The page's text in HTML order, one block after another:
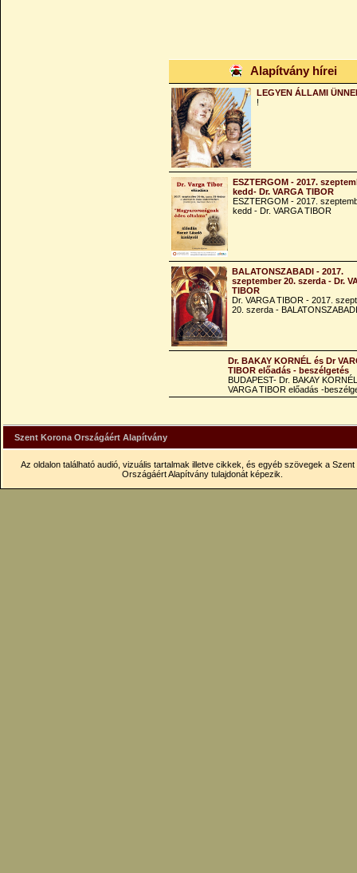
Alapítvány hírei
LEGYEN ÁLLAMI
!
ESZTERGOM - 2017.
kedd- Dr. VARGA TIBOR
ESZTERGOM - 2017.
kedd - Dr. VARGA TIBOR
BALATONSZABADI - 2017.
szeptember 20. szerda - Dr.
TIBOR
Dr. VARGA TIBOR - 2017.
20. szerda - BALATONSZABADI
Dr. BAKAY KORNÉL és Dr
TIBOR előadás - beszélgetés
BUDAPEST- Dr. BAKAY
VARGA TIBOR előadás -
Szent Korona Országáért Alapítvány
Az oldalon található audió, vizuális tartalmak illetve cikkek, és egyéb szövegek a Szent
Országáért Alapítvány tulajdonát képezik.